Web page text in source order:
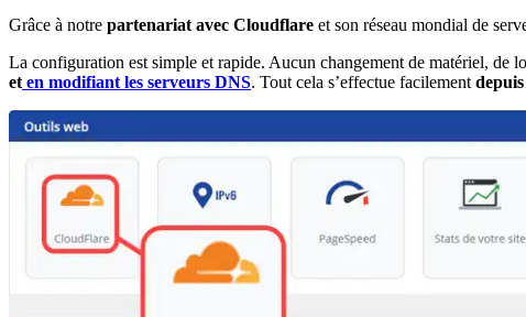
Grâce à notre partenariat avec Cloudflare et son réseau mondial de
La configuration est simple et rapide. Aucun changement de matériel, de
et en modifiant les serveurs DNS. Tout cela s’effectue facilement